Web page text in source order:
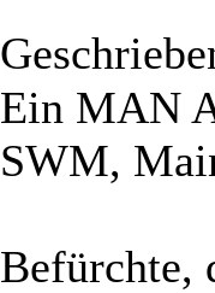
Ein MAN
SWM,
Befürchte,